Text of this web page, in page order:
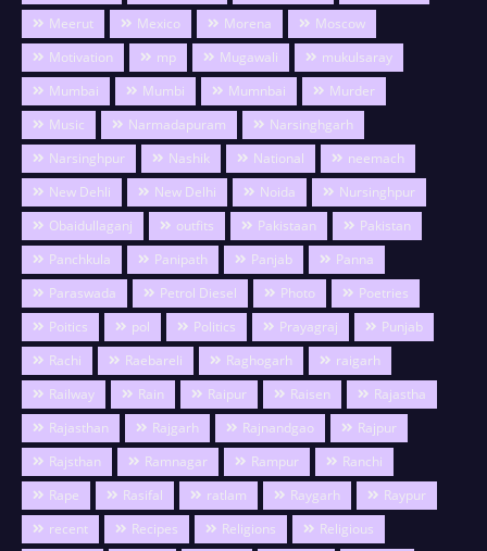
Meerut
Mexico Morena
Moscow
Motivation
mp Mugawali
mukulsaray
Mumbai
Mumbi Mumnbai
Murder
Music
Narmadapuram
Narsinghgarh
Narsinghpur
Nashik National
neemach
New Dehli
New Delhi Noida
Nursinghpur
Obaidullaganj
outfits Pakistaan
Pakistan
Panchkula
Panipath Panjab
Panna
Paraswada
Petrol Diesel Photo
Poetries
Poitics
pol Politics Prayagraj
Punjab
Rachi
Raebareli Raghogarh
raigarh
Railway
Rain Raipur Raisen
Rajastha
Rajasthan
Rajgarh Rajnandgao
Rajpur
Rajsthan
Ramnagar Rampur
Ranchi
Rape
Rasifal ratlam Raygarh
Raypur
recent
Recipes Religions
Religious